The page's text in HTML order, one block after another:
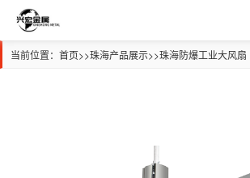
当前位置： 首页>>珠海产品展示>>珠海防爆工业大风扇